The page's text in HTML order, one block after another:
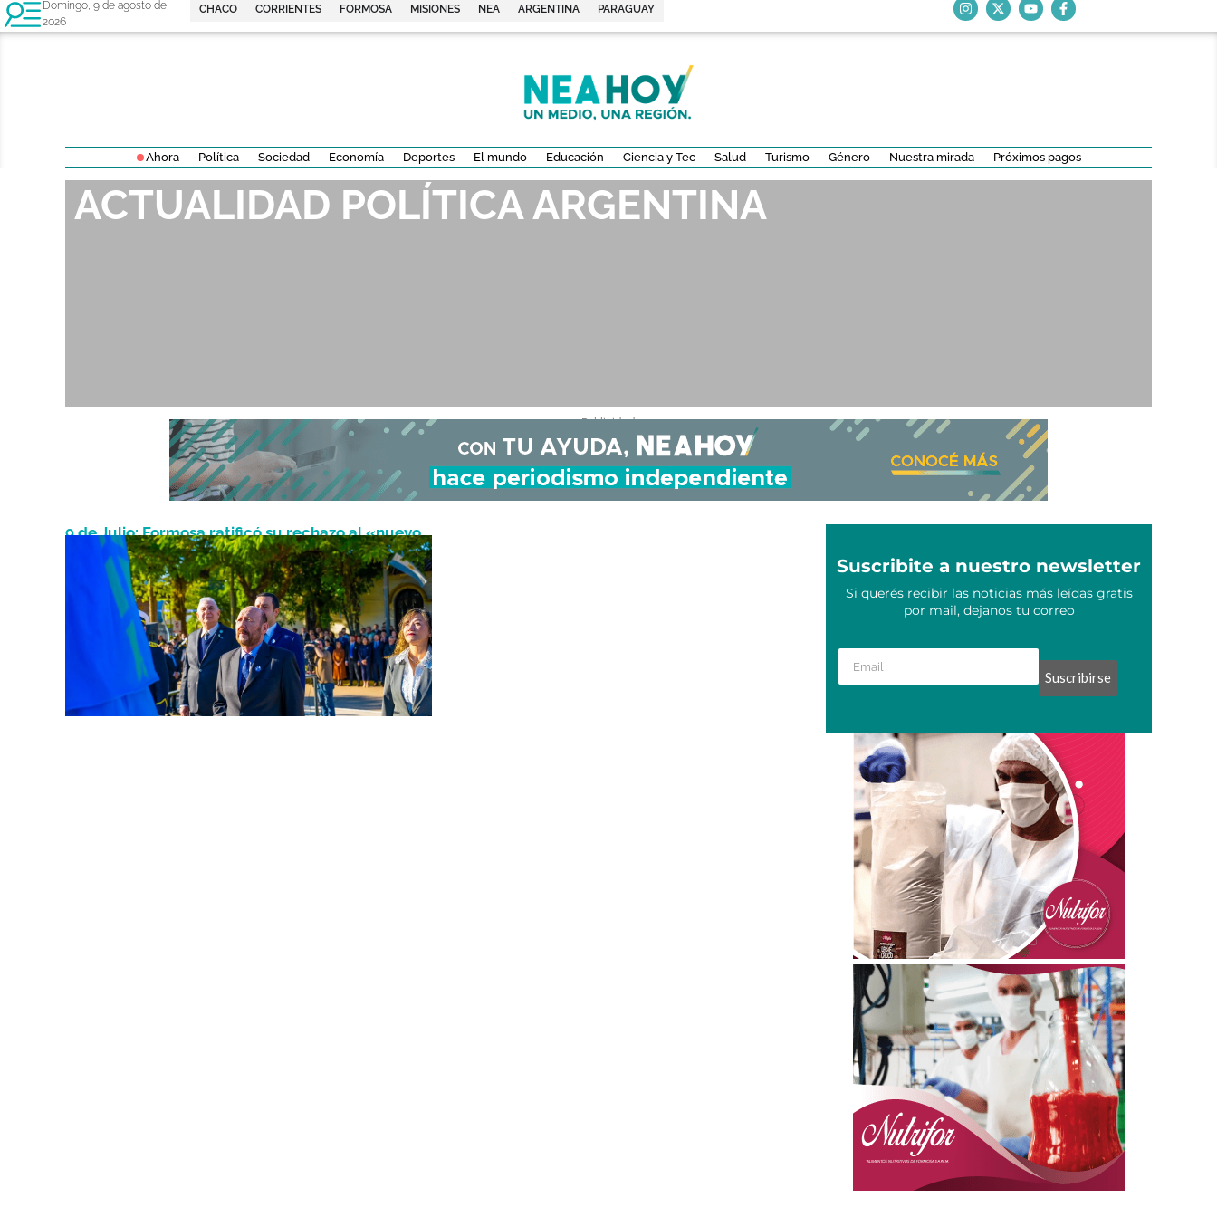
Domingo, 9 de agosto de
2026
CHACO CORRIENTES FORMOSA MISIONES NEA ARGENTINA PARAGUAY
Ahora Política Sociedad Economía Deportes El mundo Educación Ciencia y Tec Salud Turismo Género Nuestra mirada Próximos pagos
ACTUALIDAD POLÍTICA ARGENTINA
- Publicidad -
9 de Julio: Formosa ratificó su rechazo al «nuevo
coloniaje» y reivindicó la soberanía nacional
Julio 9, 2026
Suscribite a nuestro newsletter
Si querés recibir las noticias más leídas gratis
por mail, dejanos tu correo
Suscribirse